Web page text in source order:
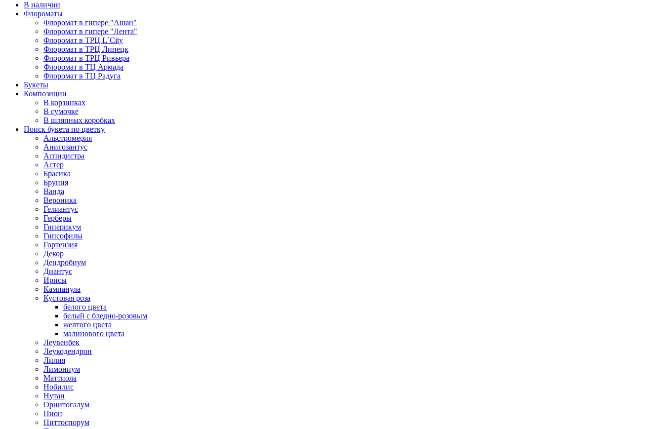
В наличии
Флороматы
Флоромат в гипере "Ашан"
Флоромат в гипере "Лента"
Флоромат в ТРЦ L`City
Флоромат в ТРЦ Липецк
Флоромат в ТРЦ Ривьера
Флоромат в ТЦ Армада
Флоромат в ТЦ Радуга
Букеты
Композиции
В корзинках
В сумочке
В шляпных коробках
Поиск букета по цветку
Альстромерия
Анигозантус
Аспидистра
Астер
Брасика
Бруния
Ванда
Вероника
Гелиантус
Герберы
Гиперикум
Гипсофилы
Гортензия
Декор
Дендробиум
Диантус
Ирисы
Кампанула
Кустовая роза
белого цвета
белый с бледно-розовым
желтого цвета
малинового цвета
Леувенбек
Леукодендрон
Лилия
Лимониум
Маттиола
Нобилис
Нутан
Орнитогалум
Пион
Питтоспорум